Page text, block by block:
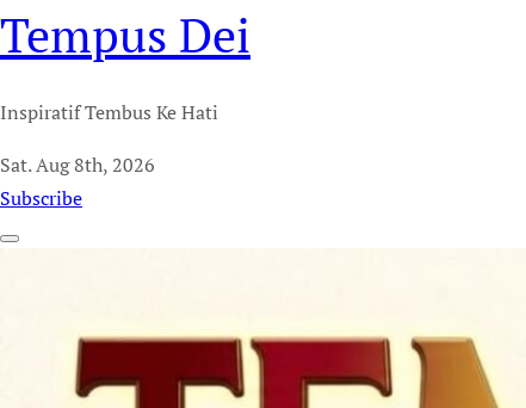
Tempus Dei
Inspiratif Tembus Ke Hati
Sat. Aug 8th, 2026
Subscribe